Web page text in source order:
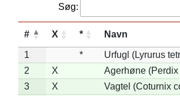
Søg:
# X * Navn
1 *
Urfugl (Lyrurus
2
X
Agerhøne (Perdix
3
X
Vagtel (Coturnix